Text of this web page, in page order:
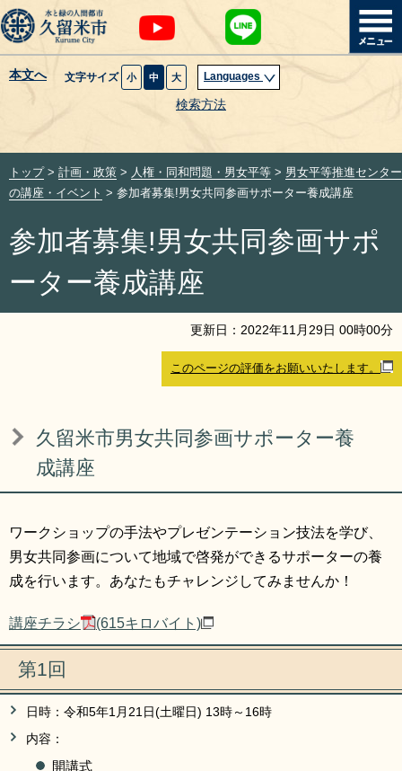
本文へ 文字サイズ 小 中 大 Languages
検索方法
暮らし・届出
健康・医療・福祉
観光魅力・イベント
創業・産業・ビジネス
組織から探す
閉じる
トップ> 計画・政策 > 人権・同和問題・男女平等 > 男女平等推進センター
の講座・イベント > 参加者募集!男女共同参画サポーター養成講座
参加者募集!男女共同参画サポ
ーター養成講座
更新日： 2022年11 月 29日 00時00分
このページの評価をお願いいたします。
久留米市男女共同参画サポーター養
成講座
ワークショップの手法やプレゼンテーション技法を学び、
男女共同参画について地域で啓発ができるサポーターの養
成を行います。あなたもチャレンジしてみませんか！
講座チラシ (615キロバイト)
第1回
日時：令和5年1月21日(土曜日) 13時～16時
内容：
開講式